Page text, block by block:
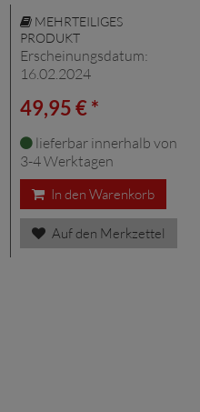
MEHRTEILIGES
PRODUKT
Erscheinungsdatum:
16.02.2024
49,95 € *
lieferbar innerhalb von
3-4 Werktagen
In den Warenkorb
Auf den Merkzettel